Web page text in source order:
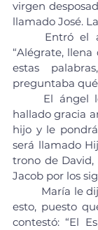
virgen
llamado José.
“Alégrate, llena
estas
preguntaba
hallado gracia
hijo y le
será llamado
trono de David,
Jacob por los
esto, puesto
contestó: “El